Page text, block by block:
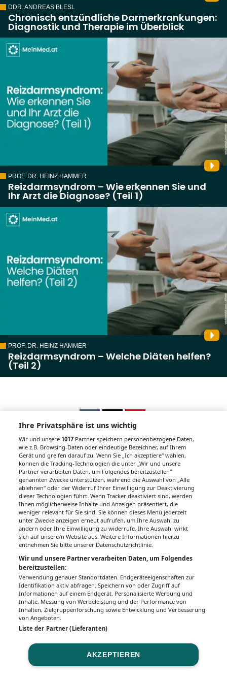
DDR. ANDREAS BLESL
Chronisch entzündliche Darmerkrankungen:
Diagnostik und Therapie im Überblick
PROF. DR. HEINZ HAMMER
Reizdarmsyndrom – Wie erkennen Sie und
Ihr Arzt die Diagnose? (Teil 1)
PROF. DR. HEINZ HAMMER
Reizdarmsyndrom – Welche Diäten helfen?
(Teil 2)
Unsere Wochenzeitungen
Gesundheitsseiten
Hier finden Sie die aktuelle Ausgabe der
Gesundheitsberichterstattung in den 120
Wochenzeitungen der RegionalMedien
Austria sowie ein Archiv der vergangenen
Ausgaben.
Ihre Privatsphäre ist uns wichtig
Wir und unsere1017 Partner speichern personenbezogene Daten,
wie z.B. Browsing-Daten oder eindeutige Bezeichner, auf Ihrem
Gerät und greifen darauf zu. Wenn Sie „Ich akzeptiere“ wählen,
können die Tracking-Technologien die unter „Wir und unsere
Partner verarbeiten Daten, um Folgendes bereitzustellen“
genannten Zwecke unterstützen, während die Auswahl von „Alle
ablehnen“ oder der Widerruf Ihrer Einwilligung zur Deaktivierung
dieser Technologien führt. Wenn Tracker deaktiviert sind, werden
Ihnen möglicherweise Inhalte und Anzeigen präsentiert, die
weniger relevant für Sie sind. Sie können dieses Menü jederzeit
unter Zwecke anzeigen erneut aufrufen, um Ihre Auswahl zu
ändern oder Ihre Einwilligung zu widerrufe. Ihre Auswahl wirkt
sich auf unsere/n Website aus. Weitere Informationen hierzu
entnehmen Sie bitte unserer Datenschutzrichtlinie.
Wir und unsere Partner verarbeiten Daten, um Folgendes
bereitzustellen:
Verwendung genauer Standortdaten. Endgeräteeigenschaften zur
Identifikation aktiv abfragen. Speichern von oder Zugriff auf
Informationen auf einem Endgerät. Personalisierte Werbung und
Inhalte, Messung von Werbeleistung und der Performance von
Inhalten, Zielgruppenforschung sowie Entwicklung und Verbesserung
von Angeboten.
Liste der Partner (Lieferanten)
AKZEPTIEREN